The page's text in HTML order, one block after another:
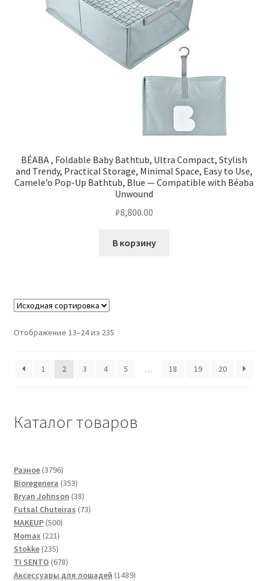
BÉABA , Foldable Baby Bathtub, Ultra Compact, Stylish
and Trendy, Practical Storage, Minimal Space, Easy to Use,
Camele’o Pop-Up Bathtub, Blue — Compatible with Béaba
Unwound
₽8,800.00
В корзину
Отображение 13–24 из 235
1 2 3 4 5 … 18 19 20
Каталог товаров
Разное 37963796
товаров
Bioregenera 353353
товара
Bryan Johnson 3838
товаров
Futsal Сhuteiras 7373
MAKEUP 500500
Momax 221221
товар
Stokke 235235
товаров
TI SENTO 678678
товаров
Аксессуары для лошадей 14891489